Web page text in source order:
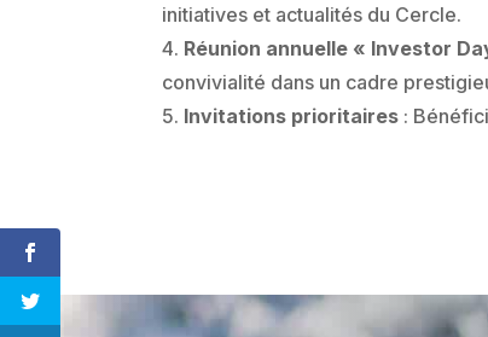
initiatives et actualités du Cercle.
Réunion annuelle « Investor
convivialité dans un cadre
Invitations prioritaires :